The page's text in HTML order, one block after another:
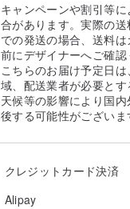
キャンペーンや割引等
合があります。実際の
での発送の場合、送料
前にデザイナーへご確認
こちらのお届け予定日
域、配送業者が必要と
天候等の影響により国
後する可能性がございま
クレジットカード決済
Alipay